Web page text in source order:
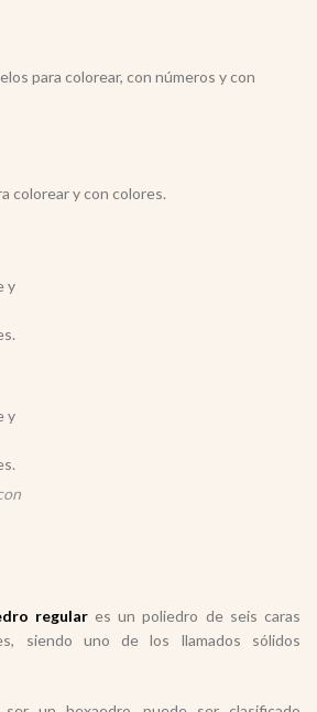
para colorear, con números y con
colorear y con colores.
regulares un poliedro de seis caras
siendo uno de los llamados sólidos